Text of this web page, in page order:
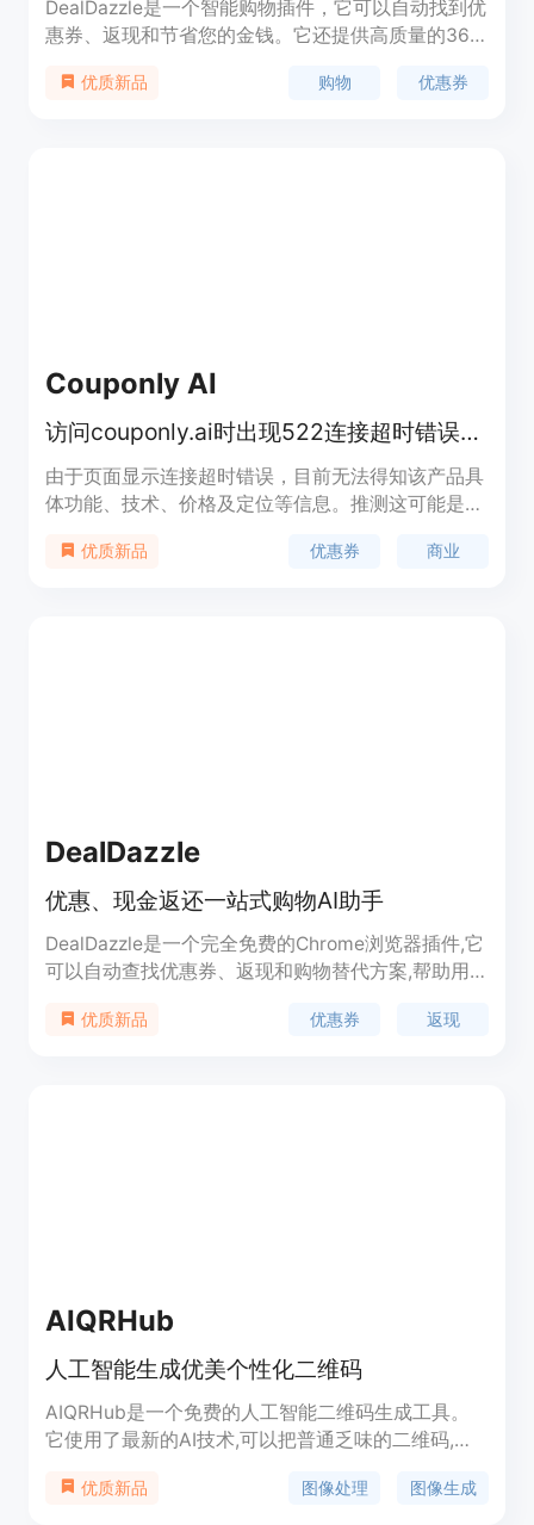
DealDazzle是一个智能购物插件，它可以自动找到优
惠券、返现和节省您的金钱。它还提供高质量的36
踪价格趋势，提供即时优惠券，使您的在线购物更加
优质新品 购物 优惠券
Couponly AI
访问couponly.ai时出现522连接超时错误，页面无法显示。
由于页面显示连接超时错误，目前无法得知该产品具
体功能、技术、价格及定位等信息。推测这可能是一
信息，其重要性在于帮助用户节省购物成本，为商家
优质新品 优惠券 商业
DealDazzle
优惠、现金返还一站式购物AI助手
DealDazzle是一个完全免费的Chrome浏览器插件,它
可以自动查找优惠券、返现和购物替代方案,帮助用
较价格、自动寻找优惠券,随时享受购物返现等多项
优质新品 优惠券 返现
AIQRHub
人工智能生成优美个性化二维码
AIQRHub是一个免费的人工智能二维码生成工具。
它使用了最新的AI技术,可以把普通乏味的二维码,转
一个网址,选择喜欢的风格模板,就可以在几秒内生成
优质新品 图像处理 图像生成